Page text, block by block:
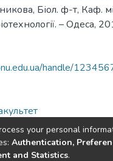
Біол. ф-т, Каф.
– Одеса,
handle/
your personal
Authentication,
and Statistics.